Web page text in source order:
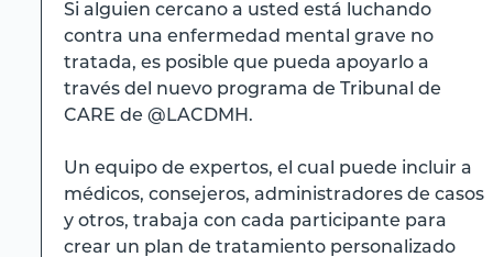
Si alguien cercano a usted está luchando
contra una enfermedad mental grave no
tratada, es posible que pueda apoyarlo a
través del nuevo programa de Tribunal de
CARE de @LACDMH.
Un equipo de expertos, el cual puede incluir a
médicos, consejeros, administradores de casos
y otros, trabaja con cada participante para
crear un plan de tratamiento personalizado